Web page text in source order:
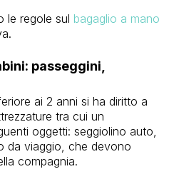
le regole sul bagaglio a mano
passeggini,
ai 2 anni si ha diritto a
tra cui un
oggetti: seggiolino auto,
da viaggio, che devono
compagnia.